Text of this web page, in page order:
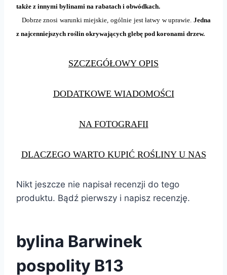
także z innymi bylinami na rabatach i obwódkach.
Dobrze znosi warunki miejskie, ogólnie jest łatwy w uprawie. Jedna
z najcenniejszych roślin okrywających glebę pod koronami drzew.
SZCZEGÓŁOWY OPIS
DODATKOWE WIADOMOŚCI
NA FOTOGRAFII
DLACZEGO WARTO KUPIĆ ROŚLINY U NAS
Nikt jeszcze nie napisał recenzji do tego
produktu. Bądź pierwszy i napisz recenzję.
bylina Barwinek
pospolity B13